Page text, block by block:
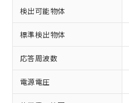
検出可能物体
標準検出物体
応答周波数
電源電圧